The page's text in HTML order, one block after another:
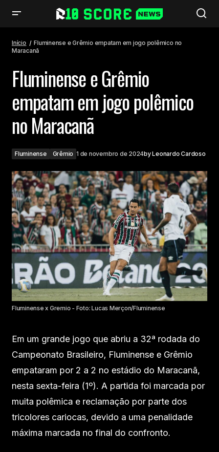
Início
Fluminense e Grêmio empatam em jogo polêmico no
Maracanã
Fluminense e Grêmio
empatam em jogo polêmico
no Maracanã
Fluminense Grêmio 1 de novembro de 2024byLeonardo Cardoso
Fluminense x Gremio - Foto: Lucas Merçon/Fluminense
Em um grande jogo que abriu a 32ª rodada do
Campeonato Brasileiro, Fluminense e Grêmio
empataram por 2 a 2 no estádio do Maracanã,
nesta sexta-feira (1º). A partida foi marcada por
muita polêmica e reclamação por parte dos
tricolores cariocas, devido a uma penalidade
máxima marcada no final do confronto.